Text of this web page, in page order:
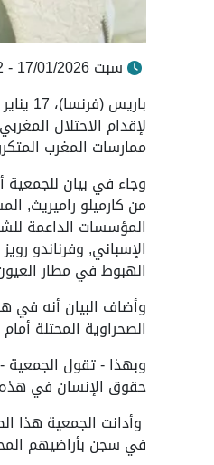
سبت 17/01/2026 - 14:12
لإقدام الاحتلال
ممارسات المغرب
من كارميلو راميريث,
المؤسسات الداعمة
الإسباني, وفرناندو
الهبوط في مطار
الصحراوية المحتلة
وبهذا - تقول الجمعية
حقوق الإنسان في هذه المنطقة المحتلة
وأدانت الجمعية هذا
في سجن بأراضيهم